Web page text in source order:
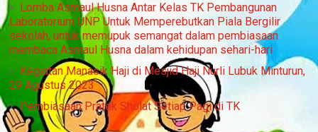
Lomba Asmaul Husna Antar Kelas TK Pembangunan
Laboratorium UNP Untuk Memperebutkan Piala Bergilir
sekolah, untuk memupuk semangat dalam pembiasaan
membaca Asmaul Husna dalam kehidupan sehari-hari
Kegiatan Manasik Haji di Mesjid Haji Nurli Lubuk Minturun,
29 Agustus 2023
Pembiasaan Pratek Sholat Setiap Pagi di TK